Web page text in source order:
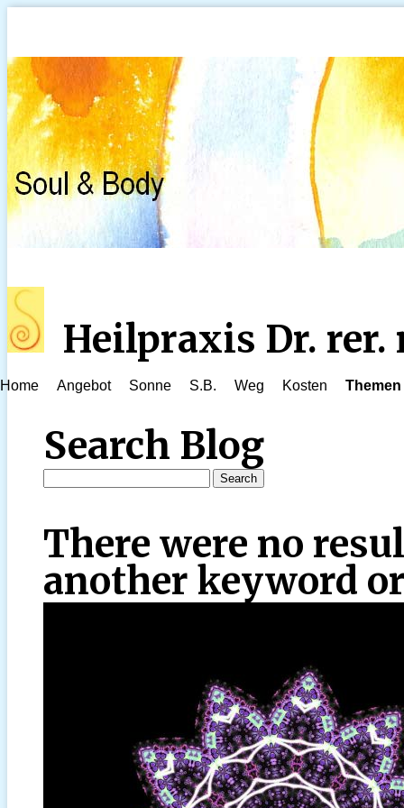
Heilpraxis Dr. rer.
Home Angebot Sonne S.B. Weg Kosten Themen
Search Blog
There were no
another keyword